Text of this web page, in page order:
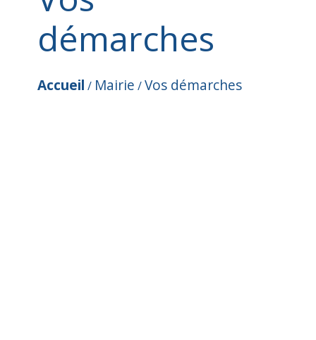
démarches
Accueil / Mairie /Vos démarches